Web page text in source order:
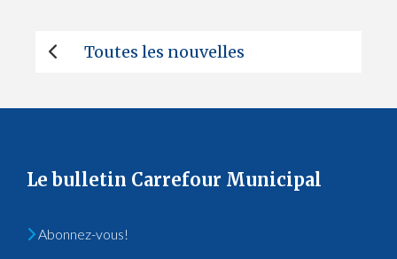
Toutes les nouvelles
Le bulletin Carrefour Municipal
Abonnez-vous!